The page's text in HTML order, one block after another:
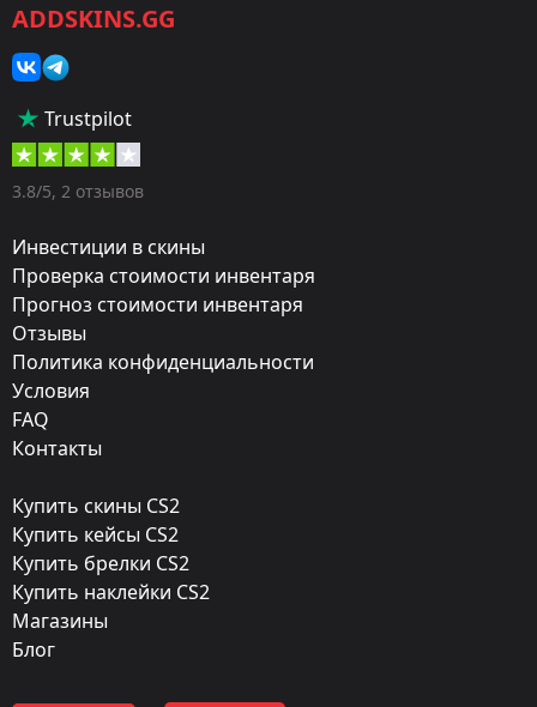
Категория:
Скины
Пистолеты-пулемёты
Оружие:
Exterior:
Немного поношенное
Полная остановка
Finish catalog:
Популярность:
85 %
ADDSKINS.GG
Trustpilot
3.8/5, 2 отзывов
Инвестиции в скины
Проверка стоимости инвентаря
Прогноз стоимости инвентаря
Отзывы
Политика конфиденциальности
Условия
FAQ
Контакты
Купить скины CS2
Купить кейсы CS2
Купить брелки CS2
Купить наклейки CS2
Магазины
Блог